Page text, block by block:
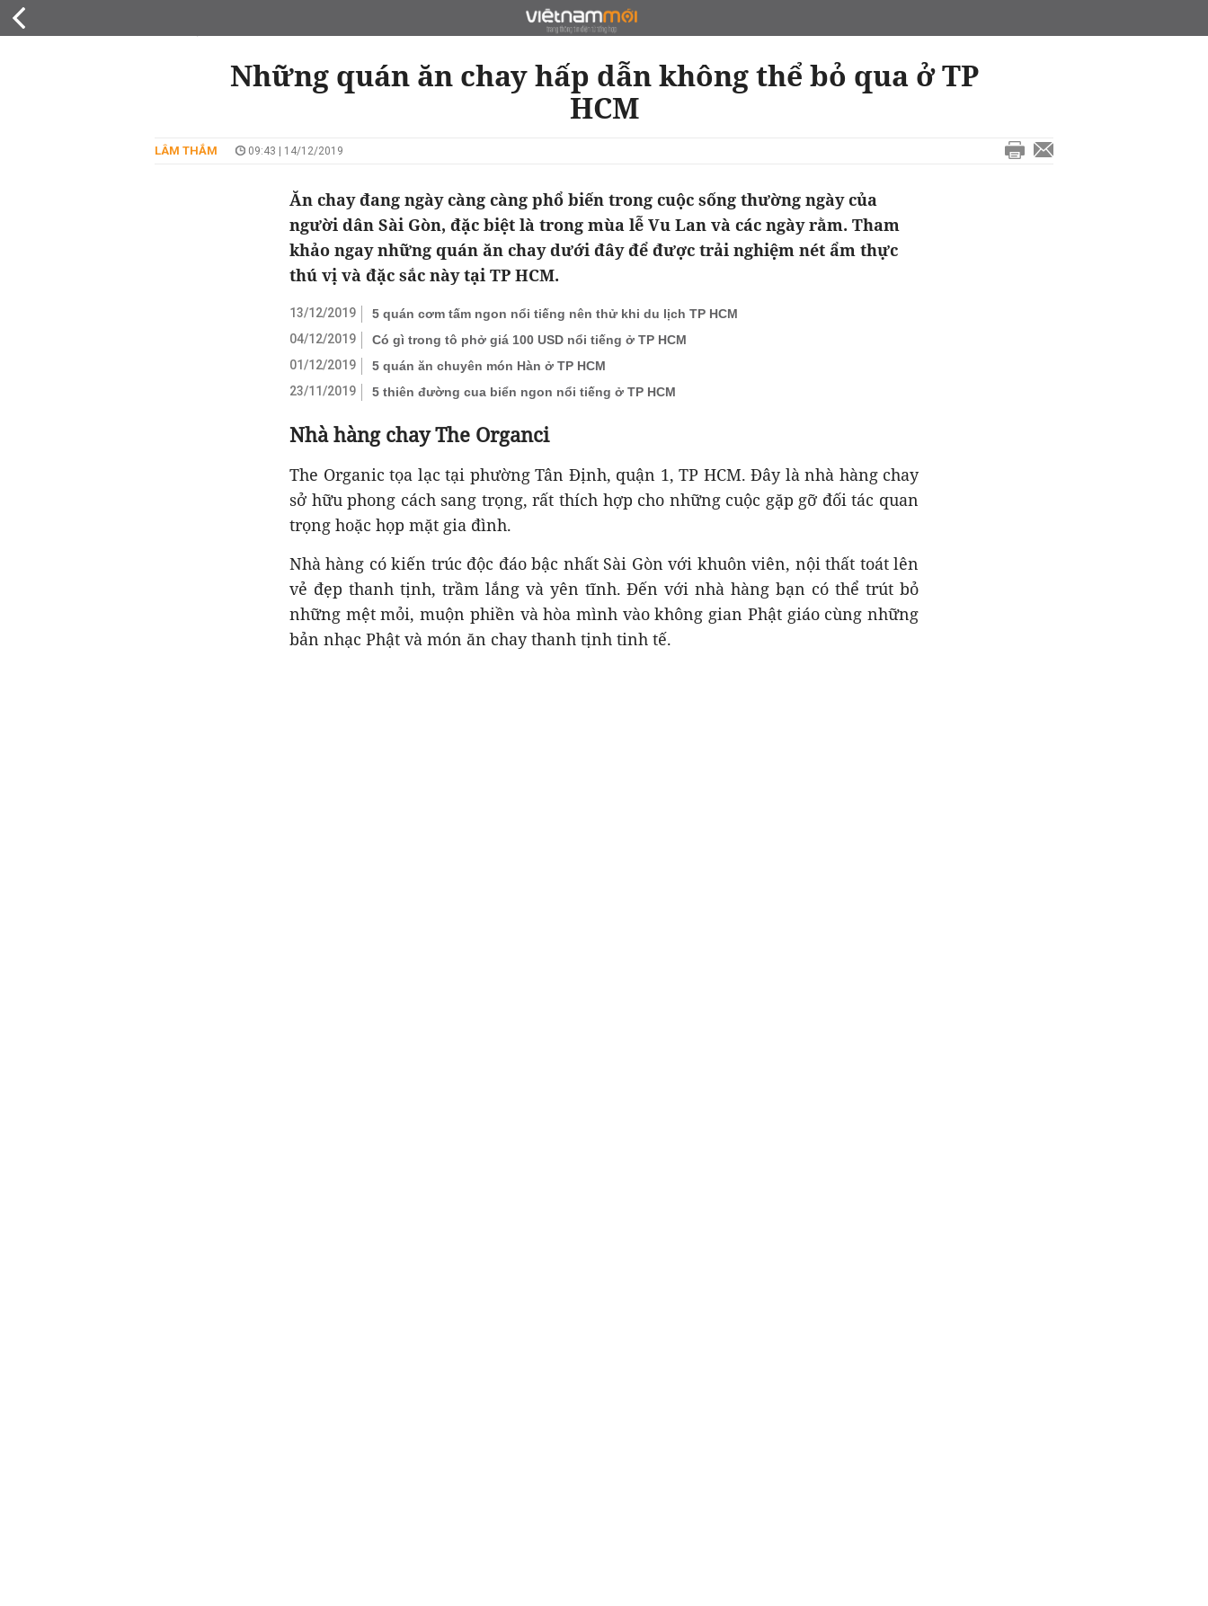
Những quán ăn chay hấp dẫn không thể bỏ qua ở TP
HCM
LÂM THẮM 09:43 | 14/12/2019
Ăn chay đang ngày càng càng phổ biến trong cuộc sống thường ngày của
người dân Sài Gòn, đặc biệt là trong mùa lễ Vu Lan và các ngày rằm. Tham
khảo ngay những quán ăn chay dưới đây để được trải nghiệm nét ẩm thực
thú vị và đặc sắc này tại TP HCM.
13/12/2019
5 quán cơm tấm ngon nổi tiếng nên thử khi du lịch TP HCM
04/12/2019
Có gì trong tô phở giá 100 USD nổi tiếng ở TP HCM
01/12/2019
5 quán ăn chuyên món Hàn ở TP HCM
23/11/2019
5 thiên đường cua biển ngon nổi tiếng ở TP HCM
Nhà hàng chay The Organci
The Organic tọa lạc tại phường Tân Định, quận 1, TP HCM. Đây là nhà hàng chay
sở hữu phong cách sang trọng, rất thích hợp cho những cuộc gặp gỡ đối tác quan
trọng hoặc họp mặt gia đình.
Nhà hàng có kiến trúc độc đáo bậc nhất Sài Gòn với khuôn viên, nội thất toát lên
vẻ đẹp thanh tịnh, trầm lắng và yên tĩnh. Đến với nhà hàng bạn có thể trút bỏ
những mệt mỏi, muộn phiền và hòa mình vào không gian Phật giáo cùng những
bản nhạc Phật và món ăn chay thanh tịnh tinh tế.